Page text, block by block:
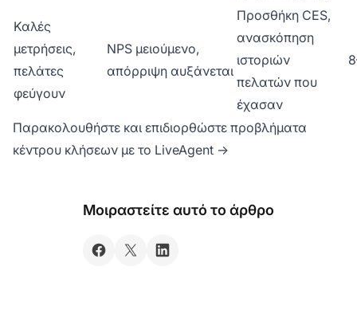
Καλές
μετρήσεις,
πελάτες
φεύγουν
NPS μειούμενο,
απόρριψη αυξάνεται
Προσθήκη CES,
ανασκόπηση
ιστοριών
πελατών που
έχασαν
Παρακολουθήστε και επιδιορθώστε προβλήματα
κέντρου κλήσεων με το LiveAgent →
Μοιραστείτε αυτό το άρθρο